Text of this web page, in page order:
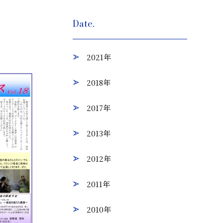
Date.
2021年
2018年
2017年
2013年
2012年
2011年
2010年